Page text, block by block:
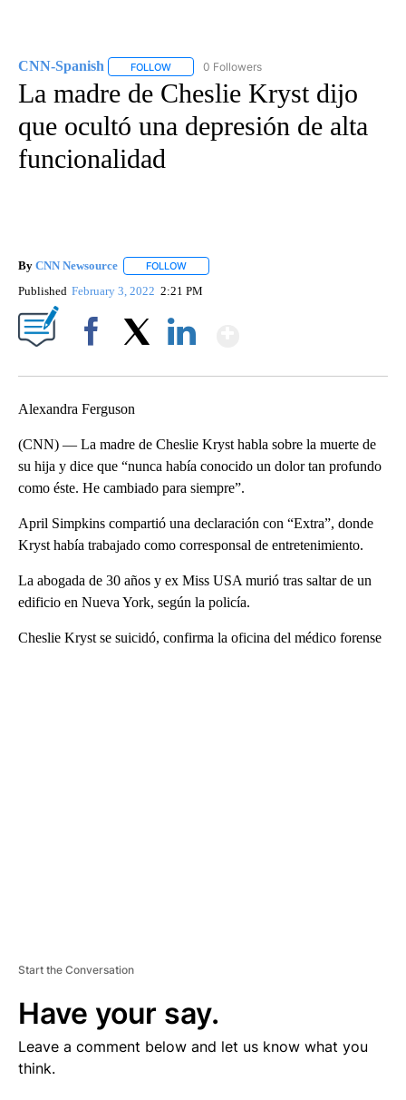
CNN-Spanish FOLLOW FOLLOW "CNN-SPANISH" TO RECEIVE
0 Followers
La madre de Cheslie Kryst dijo
que ocultó una depresión de alta
funcionalidad
By CNN Newsource FOLLOW
Published February 3, 2022 2:21 PM
Alexandra Ferguson
(CNN) — La madre de Cheslie Kryst habla sobre la muerte de
su hija y dice que “nunca había conocido un dolor tan profundo
como éste. He cambiado para siempre”.
April Simpkins compartió una declaración con “Extra”, donde
Kryst había trabajado como corresponsal de entretenimiento.
La abogada de 30 años y ex Miss USA murió tras saltar de un
edificio en Nueva York, según la policía.
Cheslie Kryst se suicidó, confirma la oficina del médico forense
Start the Conversation
Have your say.
Leave a comment below and let us know what you
think.